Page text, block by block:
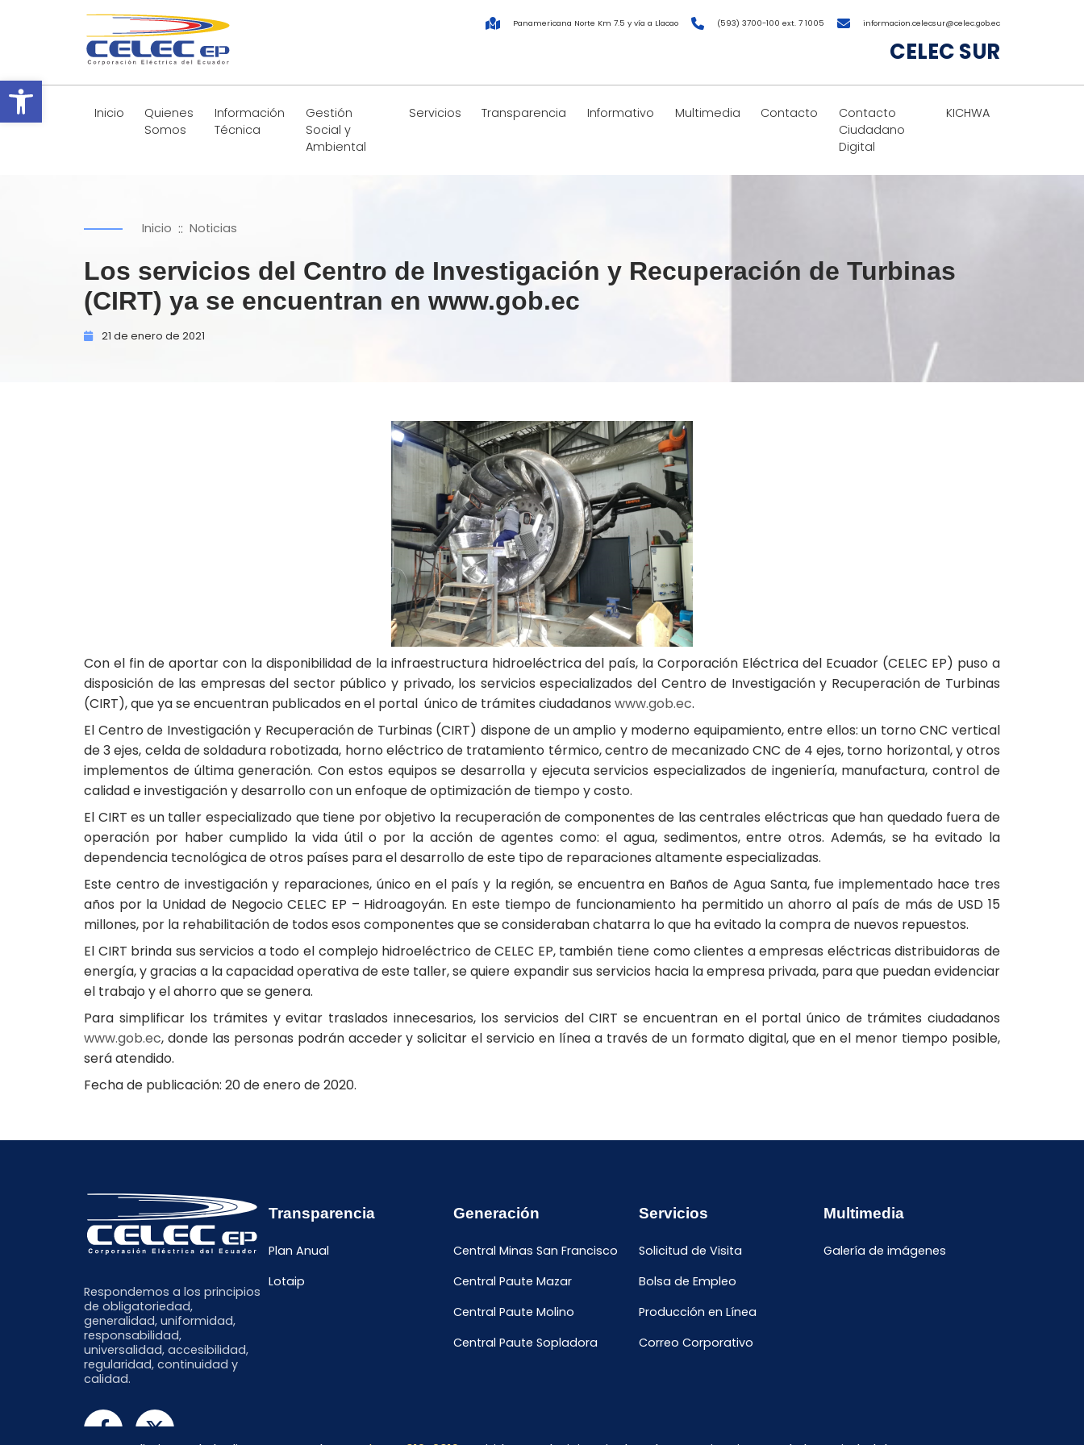
Abrir barra de herramientas
Panamericana Norte Km 7.5 y vía a Llacao (593) 3700-100 ext. 7 1005 informacion.celecsur@celec.gob.ec
CELEC SUR
Inicio
Quienes
Somos
Información
Técnica
Gestión
Social y
Ambiental
Servicios Transparencia Informativo Multimedia Contacto
Contacto
Ciudadano
Digital
KICHWA
Inicio :: Noticias
Los servicios del Centro de Investigación y Recuperación de Turbinas
(CIRT) ya se encuentran en www.gob.ec
21 de enero de 2021
Con el fin de aportar con la disponibilidad de la infraestructura hidroeléctrica del país, la Corporación Eléctrica del Ecuador (CELEC EP) puso a
disposición de las empresas del sector público y privado, los servicios especializados del Centro de Investigación y Recuperación de Turbinas
(CIRT), que ya se encuentran publicados en el portal único de trámites ciudadanos www.gob.ec.
El Centro de Investigación y Recuperación de Turbinas (CIRT) dispone de un amplio y moderno equipamiento, entre ellos: un torno CNC vertical
de 3 ejes, celda de soldadura robotizada, horno eléctrico de tratamiento térmico, centro de mecanizado CNC de 4 ejes, torno horizontal, y otros
implementos de última generación. Con estos equipos se desarrolla y ejecuta servicios especializados de ingeniería, manufactura, control de
calidad e investigación y desarrollo con un enfoque de optimización de tiempo y costo.
El CIRT es un taller especializado que tiene por objetivo la recuperación de componentes de las centrales eléctricas que han quedado fuera de
operación por haber cumplido la vida útil o por la acción de agentes como: el agua, sedimentos, entre otros. Además, se ha evitado la
dependencia tecnológica de otros países para el desarrollo de este tipo de reparaciones altamente especializadas.
Este centro de investigación y reparaciones, único en el país y la región, se encuentra en Baños de Agua Santa, fue implementado hace tres
años por la Unidad de Negocio CELEC EP – Hidroagoyán. En este tiempo de funcionamiento ha permitido un ahorro al país de más de USD 15
millones, por la rehabilitación de todos esos componentes que se consideraban chatarra lo que ha evitado la compra de nuevos repuestos.
El CIRT brinda sus servicios a todo el complejo hidroeléctrico de CELEC EP, también tiene como clientes a empresas eléctricas distribuidoras de
energía, y gracias a la capacidad operativa de este taller, se quiere expandir sus servicios hacia la empresa privada, para que puedan evidenciar
el trabajo y el ahorro que se genera.
Para simplificar los trámites y evitar traslados innecesarios, los servicios del CIRT se encuentran en el portal único de trámites ciudadanos
www.gob.ec, donde las personas podrán acceder y solicitar el servicio en línea a través de un formato digital, que en el menor tiempo posible,
será atendido.
Fecha de publicación: 20 de enero de 2020.
Respondemos a los principios
de obligatoriedad,
generalidad, uniformidad,
responsabilidad,
universalidad, accesibilidad,
regularidad, continuidad y
calidad.
Transparencia
Plan Anual
Lotaip
Generación
Central Minas San Francisco
Central Paute Mazar
Central Paute Molino
Central Paute Sopladora
Servicios
Solicitud de Visita
Bolsa de Empleo
Producción en Línea
Correo Corporativo
Multimedia
Galería de imágenes